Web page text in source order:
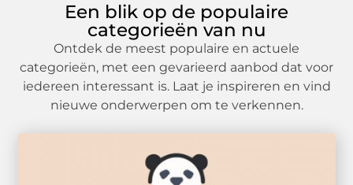
Een blik op de populaire
categorieën van nu
Ontdek de meest populaire en actuele
categorieën, met een gevarieerd aanbod dat voor
iedereen interessant is. Laat je inspireren en vind
nieuwe onderwerpen om te verkennen.